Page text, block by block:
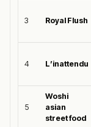
3 Royal Flush
4 L’inattendu
5
Woshi
asian
street food